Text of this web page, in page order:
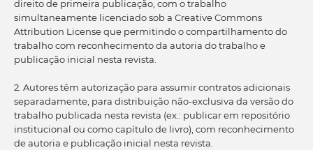
direito de primeira publicação, com o trabalho
simultaneamente licenciado sob a Creative Commons
Attribution License que permitindo o compartilhamento do
trabalho com reconhecimento da autoria do trabalho e
publicação inicial nesta revista.
2. Autores têm autorização para assumir contratos adicionais
separadamente, para distribuição não-exclusiva da versão do
trabalho publicada nesta revista (ex.: publicar em repositório
institucional ou como capítulo de livro), com reconhecimento
de autoria e publicação inicial nesta revista.